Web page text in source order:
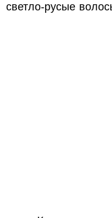
светло-русые